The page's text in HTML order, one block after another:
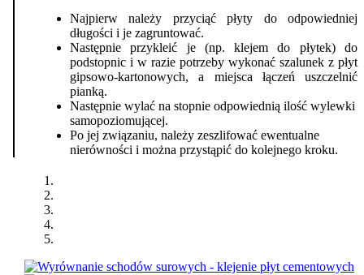
Najpierw należy przyciąć płyty do odpowiedniej
długości i je zagruntować.
Następnie przykleić je (np. klejem do płytek) do
podstopnic i w razie potrzeby wykonać szalunek z płyt
gipsowo-kartonowych, a miejsca łączeń uszczelnić
pianką.
Następnie wylać na stopnie odpowiednią ilość wylewki
samopoziomującej.
Po jej związaniu, należy zeszlifować ewentualne
nierówności i można przystąpić do kolejnego kroku.